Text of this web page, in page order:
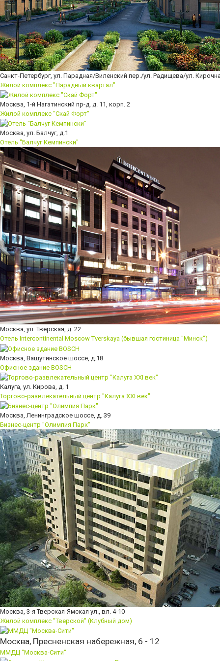
Санкт-Петербург, ул. Парадная/Виленский пер./ул. Радищева/ул.
Жилой комплекс "Парадный квартал"
Москва, 1-й Нагатинский пр-д, д. 11, корп. 2
Жилой комплекс "Скай Форт"
Москва, ул. Балчуг, д.1
Отель "Балчуг Кемпински"
Москва, ул. Тверская, д. 22
Отель Intercontinental Moscow Tverskaya (бывшая гостиница "Минск")
Москва, Вашутинское шоссе, д.18
Офисное здание BOSCH
Калуга, ул. Кирова, д. 1
Торгово-развлекательный центр "Калуга XXI век"
Москва, Ленинградское шоссе, д. 39
Бизнес-центр "Олимпия Парк"
Москва, 3-я Тверская-Ямская ул., вл. 4-10
Жилой комплекс "Тверской" (Клубный дом)
Москва, Пресненская набережная, 6 - 12
ММДЦ "Москва-Сити"